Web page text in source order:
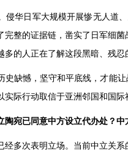
侵华日军大规模开展惨无人道
完整的证据链，凿实了日军细
多的人正在了解这段黑暗、残忍
史缺憾，坚守和平底线，才能
实际行动取信于亚洲邻国和国际
陶宛已同意中方设立代办处？
经多次表明立场。当前中立关